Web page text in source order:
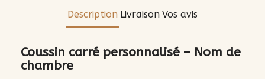
Description Livraison Vos avis
Coussin carré personnalisé – Nom de
chambre